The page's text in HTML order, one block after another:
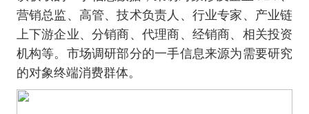
营销总监、高管、技术负责人、行业专家、产业链
上下游企业、分销商、代理商、经销商、相关投资
机构等。市场调研部分的一手信息来源为需要研究
的对象终端消费群体。